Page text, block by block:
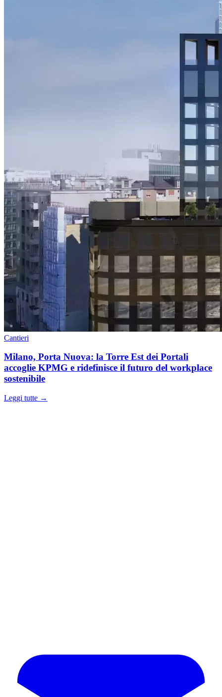
Cantieri
Milano, Porta Nuova: la Torre Est dei Portali
accoglie KPMG e ridefinisce il futuro del workplace
sostenibile
Leggi tutte →